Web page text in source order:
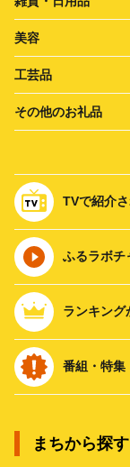
美容
工芸品
その他のお礼品
TVで紹介
ふるラボチ
ランキング
番組・特集
まちから探す